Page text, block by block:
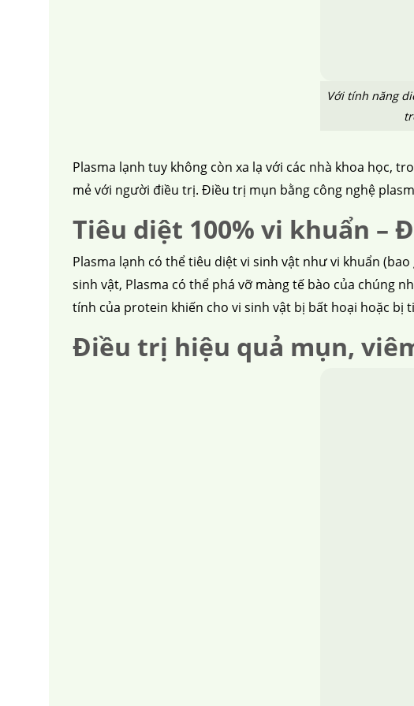
Với tính năng
Plasma lạnh tuy không còn xa lạ với các nhà khoa học,
mẻ với người điều trị. Điều trị mụn bằng công nghệ
Tiêu diệt 100% vi khuẩn –
Plasma lạnh có thể tiêu diệt vi sinh vật như vi khuẩn
sinh vật, Plasma có thể phá vỡ màng tế bào của chúng
tính của protein khiến cho vi sinh vật bị bất hoại hoặc bị
Điều trị hiệu quả mụn,